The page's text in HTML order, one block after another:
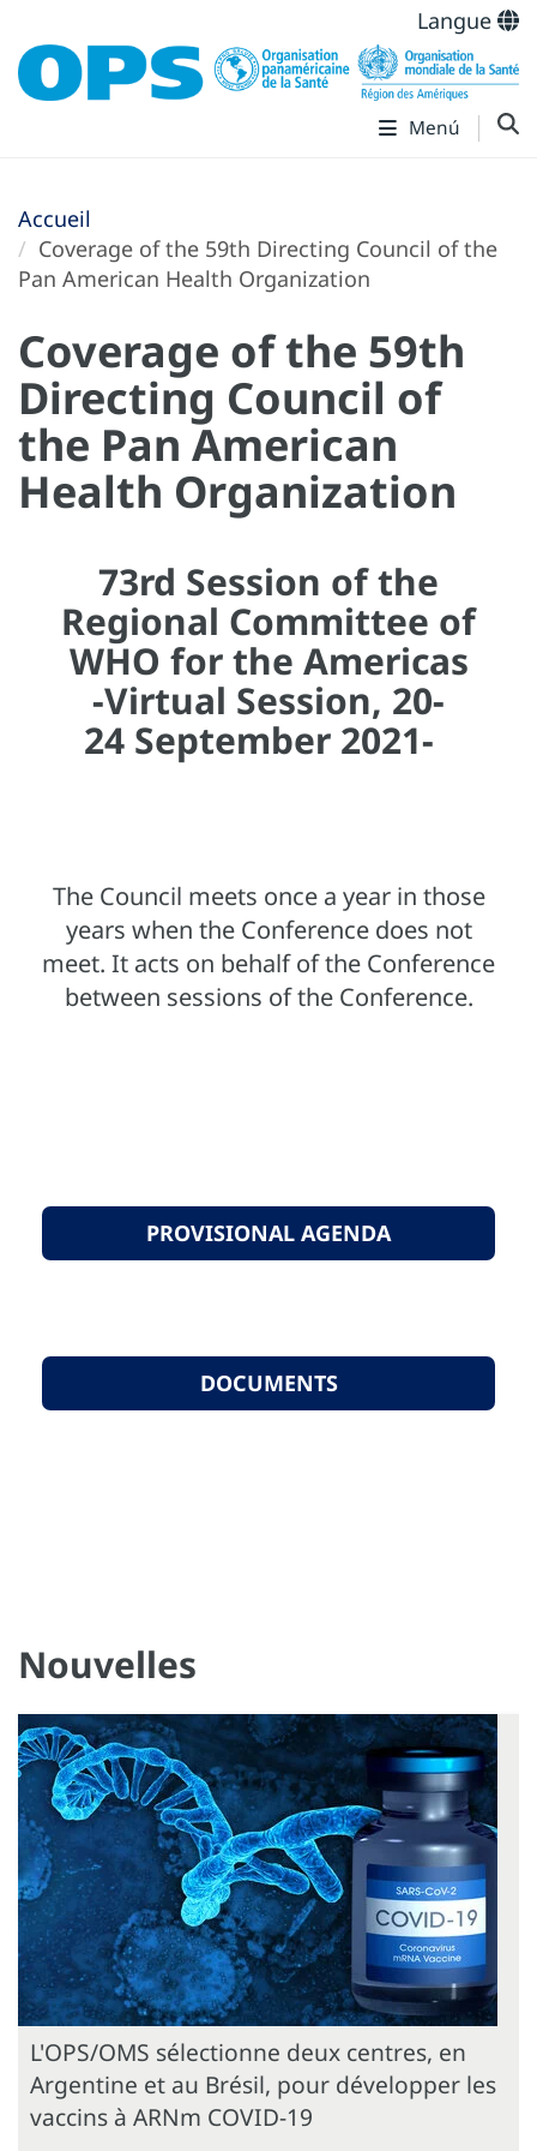
Langue
Menú
Accueil
Coverage of the 59th Directing Council of the
Pan American Health Organization
Coverage of the 59th
Directing Council of
the Pan American
Health Organization
73rd Session of the
Regional Committee of
WHO for the Americas
-Virtual Session, 20-
24 September 2021-
The Council meets once a year in those
years when the Conference does not
meet. It acts on behalf of the Conference
between sessions of the Conference.
PROVISIONAL AGENDA
DOCUMENTS
Nouvelles
L'OPS/OMS sélectionne deux centres, en
Argentine et au Brésil, pour développer les
vaccins à ARNm COVID-19